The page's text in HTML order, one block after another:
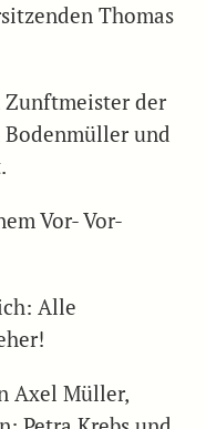
Thomas
der
und
Vor- Vor-
Alle
Axel Müller,